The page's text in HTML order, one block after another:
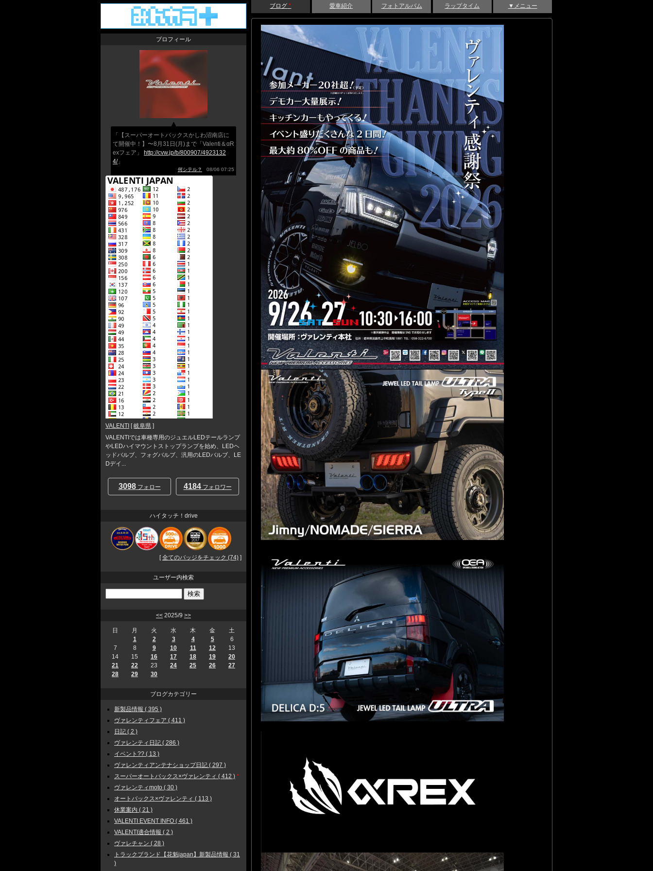
ブログ * 愛車紹介 フォトアルバム ラップタイム ▼メニュー
プロフィール
「【スーパーオートバックスかしわ沼南店に
て開催中！】〜8月31日(月)まで「Valenti＆αR
exフェア」
http://cvw.jp/b/800907/4923132
4/」
何シテル？ 08/06 07:25
VALENTI [岐阜県 ]
VALENTIでは車種専用のジュエルLEDテールランプ
やLEDハイマウントストップランプを始め、LEDヘ
ッドバルブ、フォグバルブ、汎用のLEDバルブ、LE
Dデイ...
3098フォロー 4184フォロワー
ハイタッチ！drive
[全てのバッジをチェック (74) ]
ユーザー内検索
<< 2025/9 >>
日 月 火 水 木 金
土
1
2 3 4 5
6
7
8 9 10 11 12
13
14
15 16 17 18 19
20
21
22 23 24 25 26
27
28
29 30
ブログカテゴリー
新製品情報 ( 395 )
ヴァレンティフェア ( 411 )
日記 ( 2 )
ヴァレンティ日記 ( 286 )
イベント?? ( 13 )
ヴァレンティアンテナショップ日記 ( 297 )
スーパーオートバックス×ヴァレンティ ( 412 ) *
ヴァレンティmoto ( 30 )
オートバックス×ヴァレンティ ( 113 )
休業案内 ( 21 )
VALENTI EVENT INFO ( 461 )
VALENTI適合情報 ( 2 )
ヴァレチャン ( 28 )
トラックブランド【花魁japan】新製品情報 ( 31
)